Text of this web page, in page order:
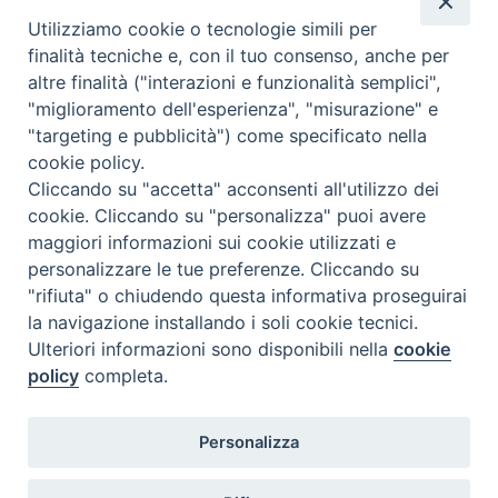
entusiasmo iuvarriani va forse cercata l’origine della voce, fatta
propria da alcuni studiosi dell’800, della paternità iuvarriana del
palazzo del seminario, non suffragata però dalla documentazione
archivistica. Tuttavia, se il seminario ebbe una committenza molto
meno prestigiosa e ricca di quella di Vittorio Amedeo II e fu opera
di architetti meno geniali dello Juvarra, con la sua struttura
solenne e la sua elegante linea architettonica si colloca con una
sua dignità artistica nella splendida Torino juvarriana.
FONDAZIONE POLO TEOLOGICO
TORINESE
Tel. 011.4360249
Utilizziamo cookie o tecnologie simili per
finalità tecniche e, con il tuo consenso, anche per
altre finalità ("interazioni e funzionalità semplici",
"miglioramento dell'esperienza", "misurazione" e
"targeting e pubblicità") come specificato nella
cookie policy.
Cliccando su "accetta" acconsenti all'utilizzo dei
cookie. Cliccando su "personalizza" puoi avere
maggiori informazioni sui cookie utilizzati e
personalizzare le tue preferenze. Cliccando su
"rifiuta" o chiudendo questa informativa proseguirai
la navigazione installando i soli cookie tecnici.
Ulteriori informazioni sono disponibili nellacookie
policy completa.
Personalizza